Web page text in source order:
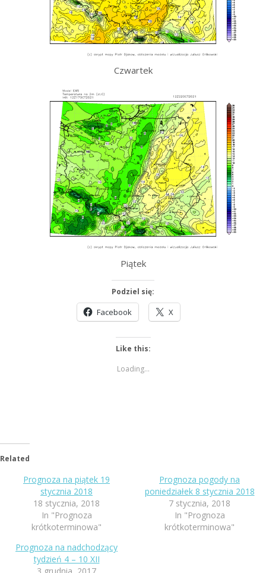
Czwartek
Piątek
Podziel się:
Facebook X
Like this:
Loading...
Related
Prognoza na piątek 19
stycznia 2018
18 stycznia, 2018
In "Prognoza
krótkoterminowa"
Prognoza pogody na
poniedziałek 8 stycznia 2018
7 stycznia, 2018
In "Prognoza
krótkoterminowa"
Prognoza na nadchodzący
tydzień 4 – 10 XII
3 grudnia, 2017